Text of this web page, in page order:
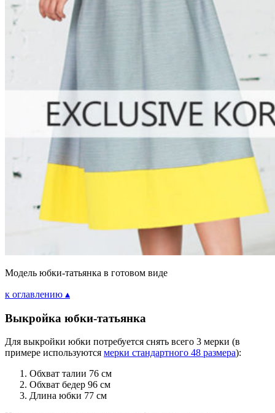
Модель юбки-татьянка в готовом виде
к оглавлению ▴
Выкройка юбки-татьянка
Для выкройки юбки потребуется снять всего 3 мерки (в
примере используются мерки стандартного 48 размера):
Обхват талии 76 см
Обхват бедер 96 см
Длина юбки 77 см